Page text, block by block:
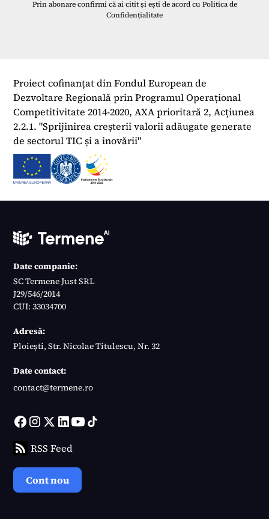
Prin abonare confirmi că ai citit și ești de acord cu Politica de
Confidențialitate
Proiect cofinanțat din Fondul European de
Dezvoltare Regională prin Programul Operațional
Competitivitate 2014-2020, AXA prioritară 2, Acțiunea
2.2.1. "Sprijinirea creșterii valorii adăugate generate
de sectorul TIC și a inovării"
Date companie:
SC Termene Just SRL
J29/546/2014
CUI: 33034700
Adresă:
Ploiești, Str. Nicolae Titulescu, Nr. 32
Date contact:
contact@termene.ro
RSS Feed
Cont nou